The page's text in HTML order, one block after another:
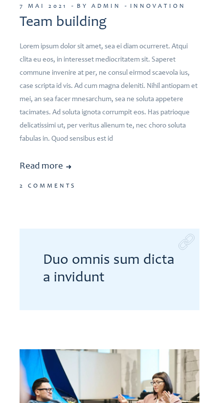
7 MAI 2021 BY ADMIN INNOVATION
Team building
Lorem ipsum dolor sit amet, sea ei diam ocurreret. Atqui
clita eu eos, in interesset mediocritatem sit. Saperet
commune invenire at per, ne consul eirmod scaevola ius,
case scripta id vis. Ad cum magna deleniti. Nihil antiopam et
mei, an sea facer mnesarchum, sea ne soluta appetere
tacimates. Ad soluta ignota corrumpit eos. Has patrioque
delicatissimi ut, per veritus alienum te, nec choro soluta
fabulas in. Quod sensibus est id
Read more
2 COMMENTS
Duo omnis sum dicta
a invidunt